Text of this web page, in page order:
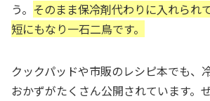
う。 そのまま保冷剤代わりに入れられ
短にもなり一石二鳥です。
クックパッドや市販のレシピ本でも、
おかずがたくさん公開されています。